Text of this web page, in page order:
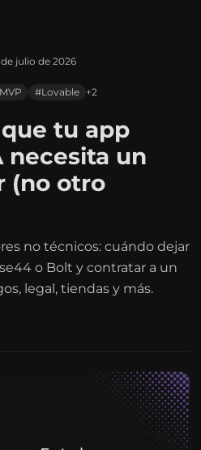
julio de 2026
#Lovable +2
tu app
necesita un
(no otro
no técnicos: cuándo dejar
o Bolt y contratar a un
legal, tiendas y más.